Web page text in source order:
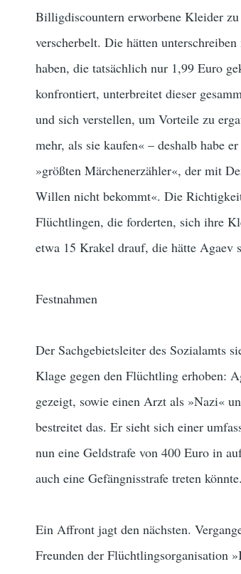
Billigdiscountern erworbene Kleider
verscherbelt. Die hätten
haben, die tatsächlich nur 1,99 Euro
konfrontiert, unterbreitet dieser
und sich verstellen, um Vorteile zu
mehr, als sie kaufen« – deshalb habe
»größten Märchenerzähler«, der mit
Willen nicht bekommt«. Die
Flüchtlingen, die forderten, sich ihre
etwa 15 Krakel drauf, die hätte Agaev
Festnahmen
Der Sachgebietsleiter des Sozialamts
Klage gegen den Flüchtling erhoben:
gezeigt, sowie einen Arzt als »Nazi«
bestreitet das. Er sieht sich einer
nun eine Geldstrafe von 400 Euro in
auch eine Gefängnisstrafe treten könnte.
Ein Affront jagt den nächsten.
Freunden der Flüchtlingsorganisation